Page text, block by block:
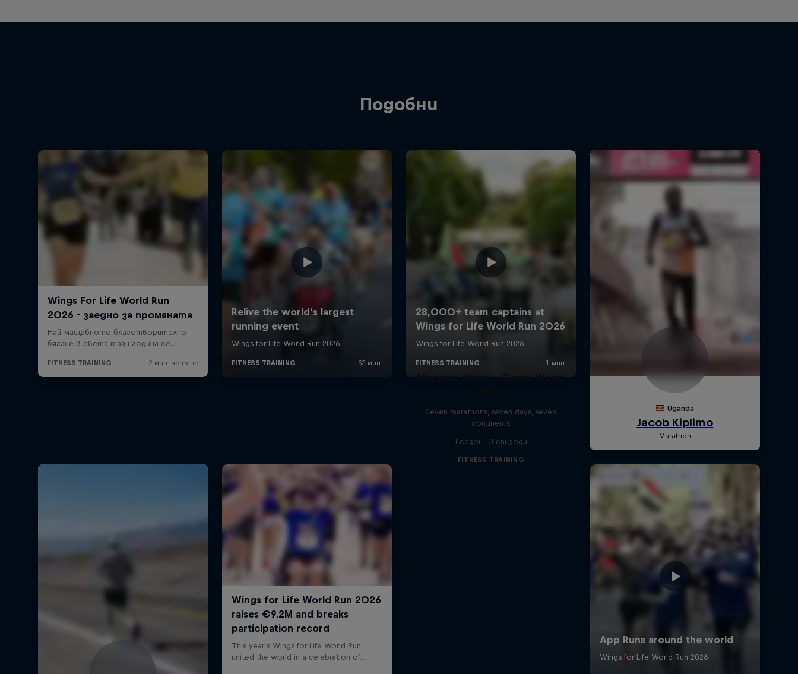
Подобни
Michelle Khare's Great World
Seven marathons, seven days, seven
continents
1 сезон · 3 епизоди
FITNESS TRAINING